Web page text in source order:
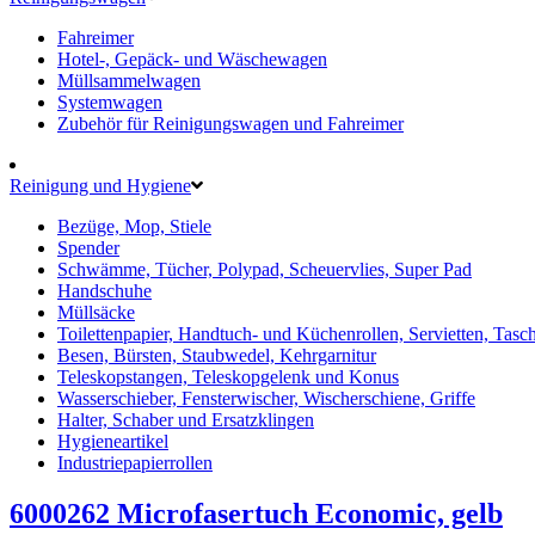
Fahreimer
Hotel-, Gepäck- und Wäschewagen
Müllsammelwagen
Systemwagen
Zubehör für Reinigungswagen und Fahreimer
Reinigung und Hygiene
Bezüge, Mop, Stiele
Spender
Schwämme, Tücher, Polypad, Scheuervlies, Super Pad
Handschuhe
Müllsäcke
Toilettenpapier, Handtuch- und Küchenrollen, Servietten,
Besen, Bürsten, Staubwedel, Kehrgarnitur
Teleskopstangen, Teleskopgelenk und Konus
Wasserschieber, Fensterwischer, Wischerschiene, Griffe
Halter, Schaber und Ersatzklingen
Hygieneartikel
Industriepapierrollen
6000262 Microfasertuch Economic, gelb